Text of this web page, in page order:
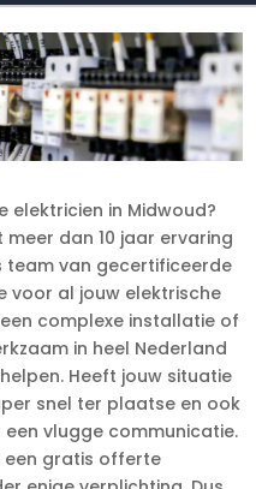
elektricien in Midwoud?
dan 10 jaar ervaring
team van gecertificeerde
voor al jouw elektrische
complexe installatie of
in heel Nederland
Heeft jouw situatie
snel ter plaatse en ook
vlugge communicatie.
een gratis offerte